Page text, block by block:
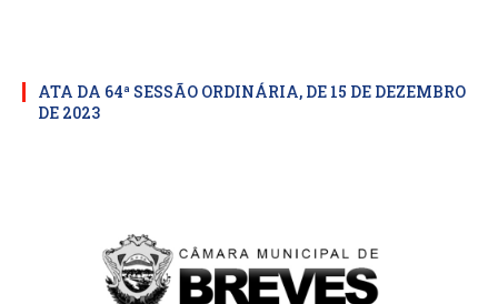
ATA DA 64ª SESSÃO ORDINÁRIA, DE 15 DE DEZEMBRO
DE 2023